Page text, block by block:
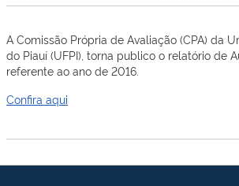
A Comissão Própria de Avaliação (CPA) da
do Piauí (UFPI), torna publico o relatório de
referente ao ano de 2016.
Confira aqui